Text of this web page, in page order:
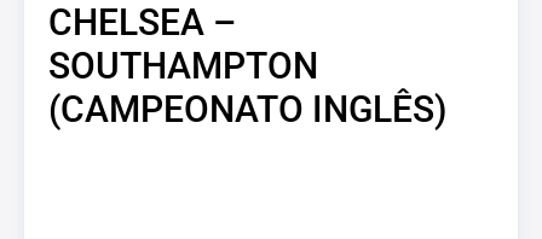
CHELSEA –
SOUTHAMPTON
(CAMPEONATO INGLÊS)